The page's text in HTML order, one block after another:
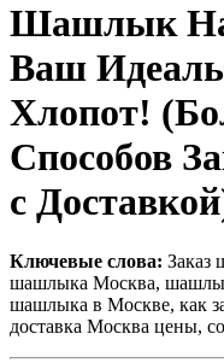
Шашлык
Ваш
Хлопот!
Способов
с
Ключевые слова: Заказ
шашлыка Москва,
шашлыка в Москве, как
доставка Москва цены,